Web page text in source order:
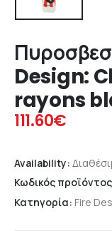
Design:
rayons
111.60€
Availability:
Κωδικός
Κατηγορία: Fire